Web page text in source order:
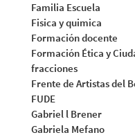
Familia Escuela
Fisica y quimica
Formación docente
Formación Ética y
fracciones
Frente de Artistas del
FUDE
Gabriel l Brener
Gabriela Mefano